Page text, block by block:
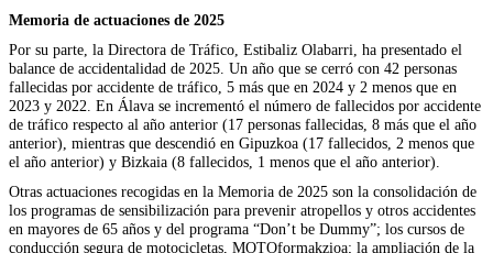
Memoria de actuaciones de 2025
Por su parte, la Directora de Tráfico, Estibaliz Olabarri, ha presentado el
balance de accidentalidad de 2025. Un año que se cerró con 42 personas
fallecidas por accidente de tráfico, 5 más que en 2024 y 2 menos que en
2023 y 2022. En Álava se incrementó el número de fallecidos por accidente
de tráfico respecto al año anterior (17 personas fallecidas, 8 más que el año
anterior), mientras que descendió en Gipuzkoa (17 fallecidos, 2 menos que
el año anterior) y Bizkaia (8 fallecidos, 1 menos que el año anterior).
Otras actuaciones recogidas en la Memoria de 2025 son la consolidación de
los programas de sensibilización para prevenir atropellos y otros accidentes
en mayores de 65 años y del programa “Don’t be Dummy”; los cursos de
conducción segura de motocicletas, MOTOformakzioa; la ampliación de la